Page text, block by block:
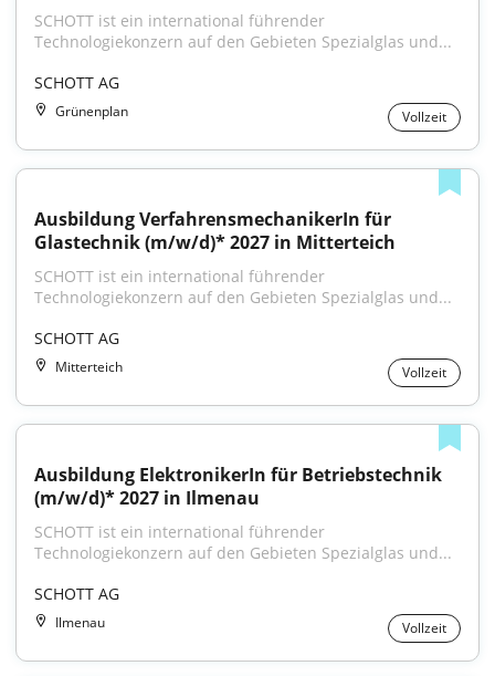
SCHOTT ist ein international führender
Technologiekonzern auf den Gebieten Spezialglas und...
SCHOTT AG
Grünenplan Vollzeit
Ausbildung VerfahrensmechanikerIn für
Glastechnik (m/w/d)* 2027 in Mitterteich
SCHOTT ist ein international führender
Technologiekonzern auf den Gebieten Spezialglas und...
SCHOTT AG
Mitterteich Vollzeit
Ausbildung ElektronikerIn für Betriebstechnik
(m/w/d)* 2027 in Ilmenau
SCHOTT ist ein international führender
Technologiekonzern auf den Gebieten Spezialglas und...
SCHOTT AG
Ilmenau Vollzeit